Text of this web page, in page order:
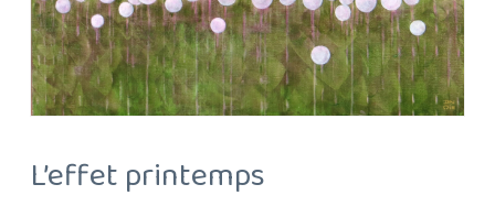
L’effet printemps